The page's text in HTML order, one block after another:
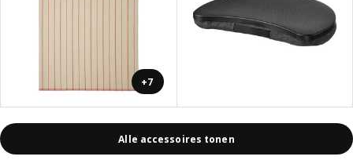
+7
Alle accessoires tonen